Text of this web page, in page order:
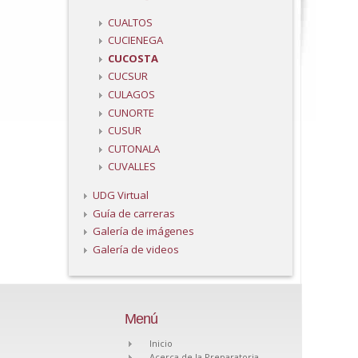
CUALTOS
CUCIENEGA
CUCOSTA
CUCSUR
CULAGOS
CUNORTE
CUSUR
CUTONALA
CUVALLES
UDG Virtual
Guía de carreras
Galería de imágenes
Galería de videos
Menú
Inicio